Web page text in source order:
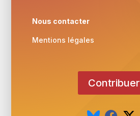
Nous contacter
Mentions légales
Contribuer